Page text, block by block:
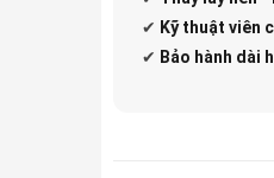
✔ Kỹ thuật viên
✔ Bảo hành dài